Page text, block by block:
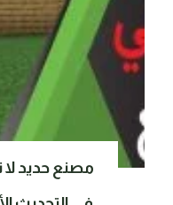
مصنع حديد